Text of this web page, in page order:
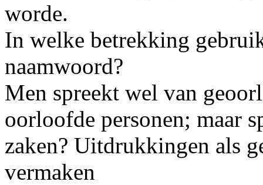
worde.
In welke betrekking
naamwoord?
Men spreekt wel van
oorloofde personen; maar
zaken? Uitdrukkingen als
vermaken